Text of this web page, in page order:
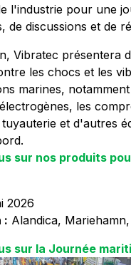
l'industrie pour une
de discussions et de
Vibratec présentera
les chocs et les
marines,
les
et d'autres
sur nos produits
2026
: Alandica,
sur la Journée